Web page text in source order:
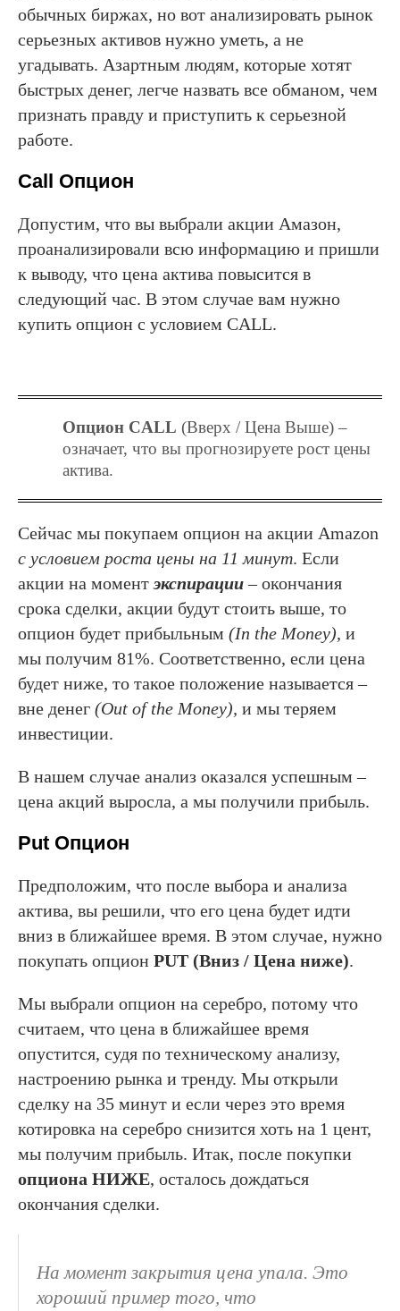
обычных биржах, но вот анализировать рынок
серьезных активов нужно уметь, а не
угадывать. Азартным людям, которые хотят
быстрых денег, легче назвать все обманом, чем
признать правду и приступить к серьезной
работе.
Call Опцион
Допустим, что вы выбрали акции Амазон,
проанализировали всю информацию и пришли
к выводу, что цена актива повысится в
следующий час. В этом случае вам нужно
купить опцион с условием CALL.
Опцион CALL (Вверх / Цена Выше) –
означает, что вы прогнозируете рост цены
актива.
Сейчас мы покупаем опцион на акции Amazon
с условием роста цены на 11 минут. Если
акции на моментэкспирации – окончания
срока сделки, акции будут стоить выше, то
опцион будет прибыльным (In the Money), и
мы получим 81%. Соответственно, если цена
будет ниже, то такое положение называется –
вне денег (Out of the Money), и мы теряем
инвестиции.
В нашем случае анализ оказался успешным –
цена акций выросла, а мы получили прибыль.
Put Опцион
Предположим, что после выбора и анализа
актива, вы решили, что его цена будет идти
вниз в ближайшее время. В этом случае, нужно
покупать опцион PUT (Вниз / Цена ниже).
Мы выбрали опцион на серебро, потому что
считаем, что цена в ближайшее время
опустится, судя по техническому анализу,
настроению рынка и тренду. Мы открыли
сделку на 35 минут и если через это время
котировка на серебро снизится хоть на 1 цент,
мы получим прибыль. Итак, после покупки
опциона НИЖЕ, осталось дождаться
окончания сделки.
На момент закрытия цена упала. Это
хороший пример того, что